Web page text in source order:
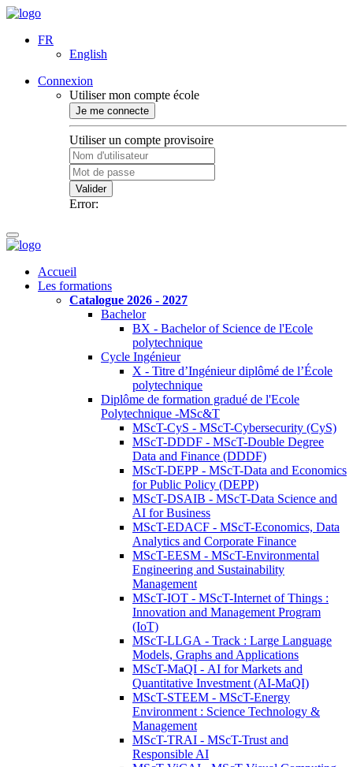
FR
English
Connexion
Utiliser mon compte école
Je me connecte
Utiliser un compte provisoire
Valider
Error:
Accueil
Les formations
Catalogue 2026 - 2027
Bachelor
BX - Bachelor of Science de l'Ecole
polytechnique
Cycle Ingénieur
X - Titre d’Ingénieur diplômé de l’École
polytechnique
Diplôme de formation gradué de l'Ecole
Polytechnique -MSc&T
MScT-CyS - MScT-Cybersecurity (CyS)
MScT-DDDF - MScT-Double Degree
Data and Finance (DDDF)
MScT-DEPP - MScT-Data and Economics
for Public Policy (DEPP)
MScT-DSAIB - MScT-Data Science and
AI for Business
MScT-EDACF - MScT-Economics, Data
Analytics and Corporate Finance
MScT-EESM - MScT-Environmental
Engineering and Sustainability
Management
MScT-IOT - MScT-Internet of Things :
Innovation and Management Program
(IoT)
MScT-LLGA - Track : Large Language
Models, Graphs and Applications
MScT-MaQI - AI for Markets and
Quantitative Investment (AI-MaQI)
MScT-STEEM - MScT-Energy
Environment : Science Technology &
Management
MScT-TRAI - MScT-Trust and
Responsible AI